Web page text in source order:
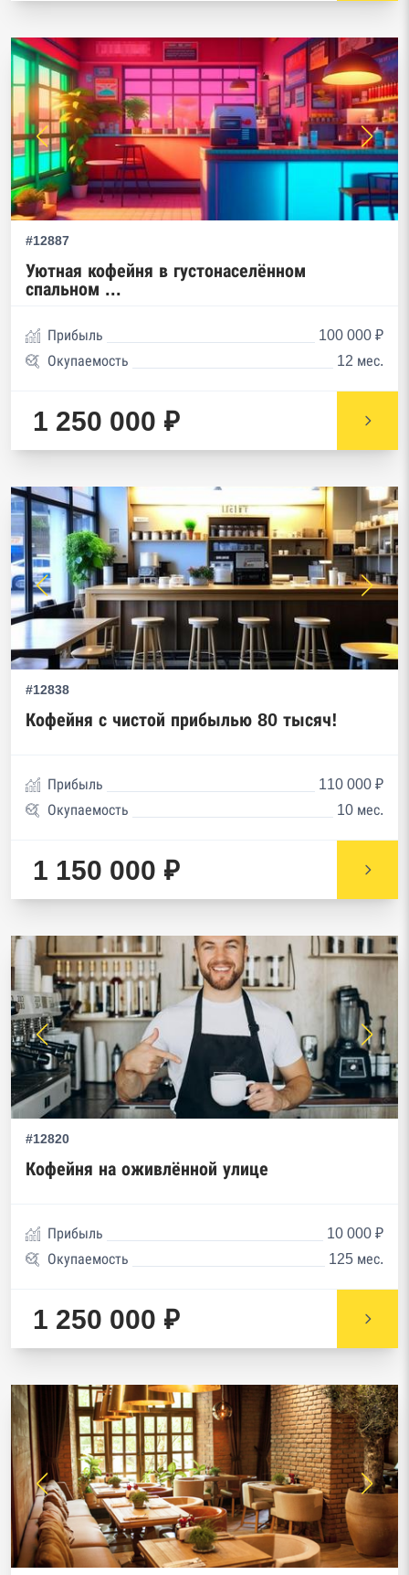
#12887
Уютная кофейня в густонаселённом
спальном ...
Прибыль
100 000 ₽
Окупаемость
12 мес.
1 250 000 ₽
#12838
Кофейня с чистой прибылью 80 тысяч!
Прибыль
110 000 ₽
Окупаемость
10 мес.
1 150 000 ₽
#12820
Кофейня на оживлённой улице
Прибыль
10 000 ₽
Окупаемость
125 мес.
1 250 000 ₽